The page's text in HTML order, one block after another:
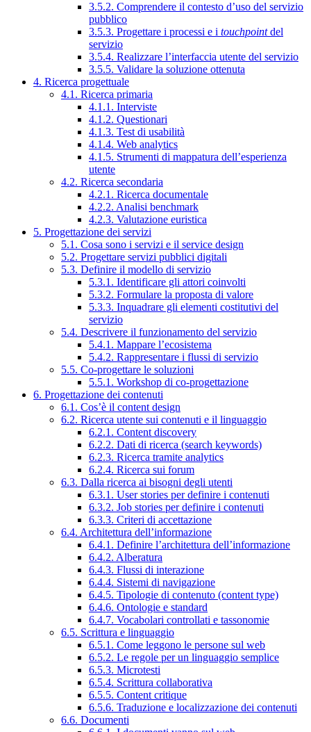
3.5.2. Comprendere il contesto d’uso del servizio
pubblico
3.5.3. Progettare i processi e i touchpointdel
servizio
3.5.4. Realizzare l’interfaccia utente del servizio
3.5.5. Validare la soluzione ottenuta
4. Ricerca progettuale
4.1. Ricerca primaria
4.1.1. Interviste
4.1.2. Questionari
4.1.3. Test di usabilità
4.1.4. Web analytics
4.1.5. Strumenti di mappatura dell’esperienza
utente
4.2. Ricerca secondaria
4.2.1. Ricerca documentale
4.2.2. Analisi benchmark
4.2.3. Valutazione euristica
5. Progettazione dei servizi
5.1. Cosa sono i servizi e il service design
5.2. Progettare servizi pubblici digitali
5.3. Definire il modello di servizio
5.3.1. Identificare gli attori coinvolti
5.3.2. Formulare la proposta di valore
5.3.3. Inquadrare gli elementi costitutivi del
servizio
5.4. Descrivere il funzionamento del servizio
5.4.1. Mappare l’ecosistema
5.4.2. Rappresentare i flussi di servizio
5.5. Co-progettare le soluzioni
5.5.1. Workshop di co-progettazione
6. Progettazione dei contenuti
6.1. Cos’è il content design
6.2. Ricerca utente sui contenuti e il linguaggio
6.2.1. Content discovery
6.2.2. Dati di ricerca (search keywords)
6.2.3. Ricerca tramite analytics
6.2.4. Ricerca sui forum
6.3. Dalla ricerca ai bisogni degli utenti
6.3.1. User stories per definire i contenuti
6.3.2. Job stories per definire i contenuti
6.3.3. Criteri di accettazione
6.4. Architettura dell’informazione
6.4.1. Definire l’architettura dell’informazione
6.4.2. Alberatura
6.4.3. Flussi di interazione
6.4.4. Sistemi di navigazione
6.4.5. Tipologie di contenuto (content type)
6.4.6. Ontologie e standard
6.4.7. Vocabolari controllati e tassonomie
6.5. Scrittura e linguaggio
6.5.1. Come leggono le persone sul web
6.5.2. Le regole per un linguaggio semplice
6.5.3. Microtesti
6.5.4. Scrittura collaborativa
6.5.5. Content critique
6.5.6. Traduzione e localizzazione dei contenuti
6.6. Documenti